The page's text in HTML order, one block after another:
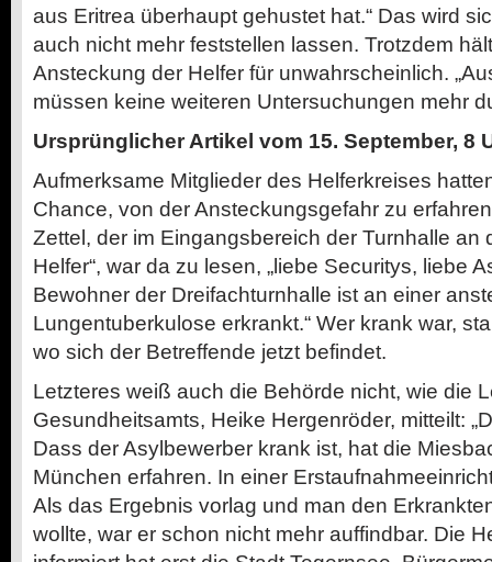
aus Eritrea überhaupt gehustet hat.“ Das wird
auch nicht mehr feststellen lassen. Trotzdem
Ansteckung der Helfer für unwahrscheinlich.
müssen keine weiteren Untersuchungen mehr
Ursprünglicher Artikel vom 15. September, 8
Aufmerksame Mitglieder des Helferkreises
Chance, von der Ansteckungsgefahr zu
Zettel, der im Eingangsbereich der Turnhalle an
Helfer“, war da zu lesen, „liebe Securitys, liebe
Bewohner der Dreifachturnhalle ist an einer
Lungentuberkulose erkrankt.“ Wer krank war,
wo sich der Betreffende jetzt befindet.
Letzteres weiß auch die Behörde nicht, wie die
Gesundheitsamts, Heike Hergenröder, mitteilt:
Dass der Asylbewerber krank ist, hat die
München erfahren. In einer
Als das Ergebnis vorlag und man den
wollte, war er schon nicht mehr auffindbar. Die